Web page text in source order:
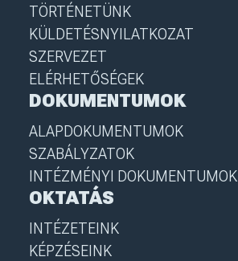
TÖRTÉNETÜNK
KÜLDETÉSNYILATKOZAT
SZERVEZET
ELÉRHETŐSÉGEK
DOKUMENTUMOK
ALAPDOKUMENTUMOK
SZABÁLYZATOK
INTÉZMÉNYI DOKUMENTUMOK
OKTATÁS
INTÉZETEINK
KÉPZÉSEINK